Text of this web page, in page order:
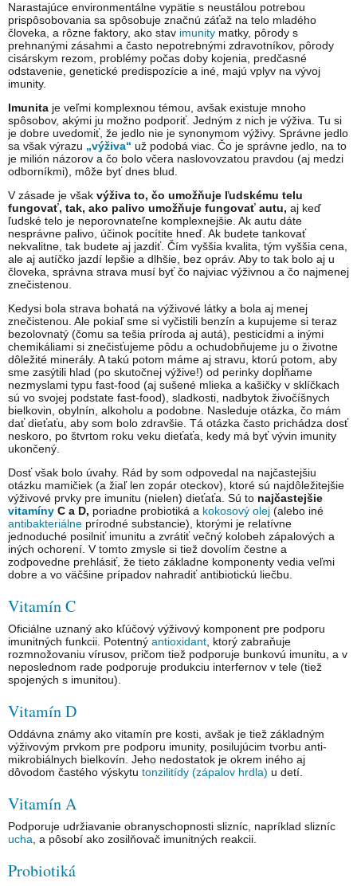
Narastajúce environmentálne vypätie s neustálou potrebou
prispôsobovania sa spôsobuje značnú záťaž na telo mladého
človeka, a rôzne faktory, ako stav imunity matky, pôrody s
prehnanými zásahmi a často nepotrebnými zdravotníkov, pôrody
cisárskym rezom, problémy počas doby kojenia, predčasné
odstavenie, genetické predispozície a iné, majú vplyv na vývoj
imunity.
Imunita je veľmi komplexnou témou, avšak existuje mnoho
spôsobov, akými ju možno podporiť. Jedným z nich je výživa. Tu si
je dobre uvedomiť, že jedlo nie je synonymom výživy. Správne jedlo
sa však výrazu „výživa“ už podobá viac. Čo je správne jedlo, na to
je milión názorov a čo bolo včera naslovovzatou pravdou (aj medzi
odborníkmi), môže byť dnes blud.
V zásade je však výživa to, čo umožňuje ľudskému telu
fungovať, tak, ako palivo umožňuje fungovať autu, aj keď
ľudské telo je neporovnateľne komplexnejšie. Ak autu dáte
nesprávne palivo, účinok pocítite hneď. Ak budete tankovať
nekvalitne, tak budete aj jazdiť. Čím vyššia kvalita, tým vyššia cena,
ale aj autíčko jazdí lepšie a dlhšie, bez opráv. Aby to tak bolo aj u
človeka, správna strava musí byť čo najviac výživnou a čo najmenej
znečistenou.
Kedysi bola strava bohatá na výživové látky a bola aj menej
znečistenou. Ale pokiaľ sme si vyčistili benzín a kupujeme si teraz
bezolovnatý (čomu sa tešia príroda aj autá), pesticídmi a inými
chemikáliami si znečisťujeme pôdu a ochudobňujeme ju o životne
dôležité minerály. A takú potom máme aj stravu, ktorú potom, aby
sme zasýtili hlad (po skutočnej výžive!) od perinky dopĺňame
nezmyslami typu fast-food (aj sušené mlieka a kašičky v sklíčkach
sú vo svojej podstate fast-food), sladkosti, nadbytok živočíšnych
bielkovin, obylnín, alkoholu a podobne. Nasleduje otázka, čo mám
dať dieťaťu, aby som bolo zdravšie. Tá otázka často prichádza dosť
neskoro, po štvrtom roku veku dieťaťa, kedy má byť vývin imunity
ukončený.
Dosť však bolo úvahy. Rád by som odpovedal na najčastejšiu
otázku mamičiek (a žiaľ len zopár oteckov), ktoré sú najdôležitejšie
výživové prvky pre imunitu (nielen) dieťaťa. Sú to najčastejšie
vitamíny C a D, poriadne probiotiká a kokosový olej (alebo iné
antibakteriálne prírodné substancie), ktorými je relatívne
jednoduché posilniť imunitu a zvrátiť večný kolobeh zápalových a
iných ochorení. V tomto zmysle si tiež dovolím čestne a
zodpovedne prehlásiť, že tieto základne komponenty vedia veľmi
dobre a vo väčšine prípadov nahradiť antibiotickú liečbu.
Vitamín C
Oficiálne uznaný ako kľúčový výživový komponent pre podporu
imunitných funkcii. Potentný antioxidant , ktorý zabraňuje
rozmnožovaniu vírusov, pričom tiež podporuje bunkovú imunitu, a v
neposlednom rade podporuje produkciu interfernov v tele (tiež
spojených s imunitou).
Vitamín D
Oddávna známy ako vitamín pre kosti, avšak je tiež základným
výživovým prvkom pre podporu imunity, posilujúcim tvorbu anti-
mikrobiálnych bielkovín. Jeho nedostatok je okrem iného aj
dôvodom častého výskytu tonzilitídy (zápalov hrdla) u detí.
Vitamín A
Podporuje udržiavanie obranyschopnosti slizníc, napríklad slizníc
ucha , a pôsobí ako zosilňovač imunitných reakcii.
Probiotiká